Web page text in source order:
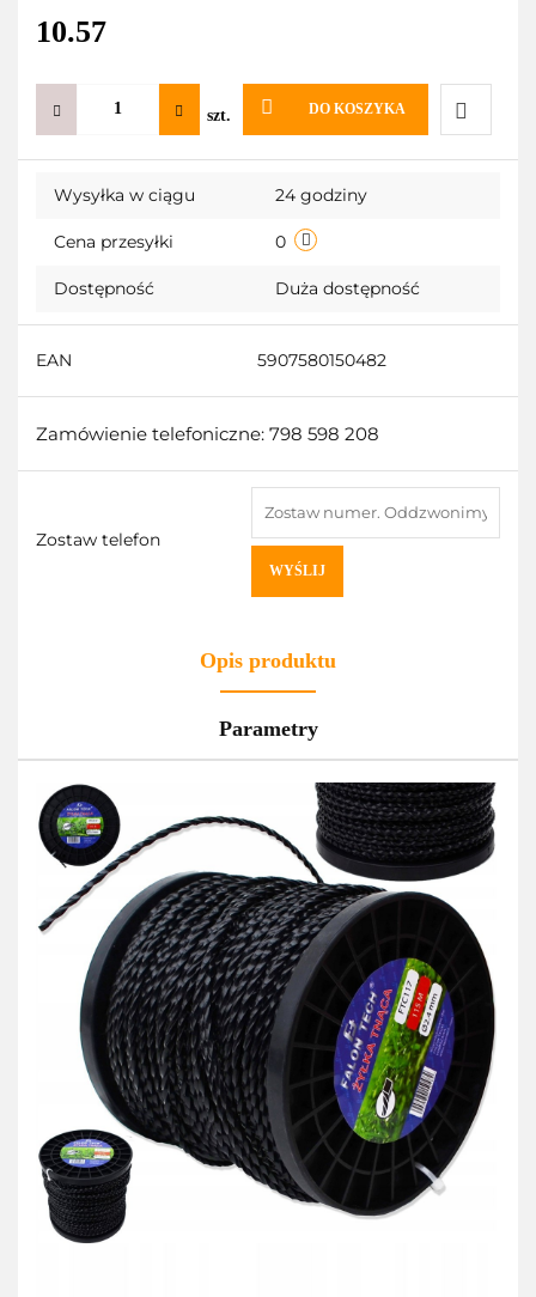
10.57
szt. DO KOSZYKA
Do
Wysyłka w ciągu 24 godziny
Cena przesyłki 0
Dostępność Duża dostępność
EAN 5907580150482
Zamówienie telefoniczne: 798 598 208
Zostaw telefon
WYŚLIJ
Opis produktu
Parametry